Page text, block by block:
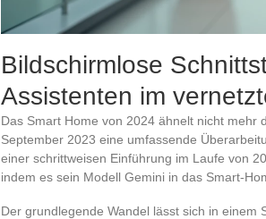
Bildschirmlose
Assistenten im
Das Smart Home von 2024 ähnelt nicht mehr
September 2023 eine umfassende
einer schrittweisen Einführung im Laufe von
indem es sein Modell Gemini in das Smart-
Der grundlegende Wandel lässt sich in einem